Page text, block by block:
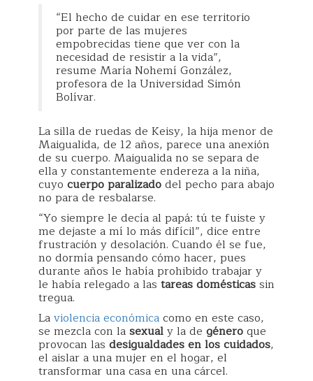
“El hecho de cuidar en ese territorio
por parte de las mujeres
empobrecidas tiene que ver con la
necesidad de resistir a la vida”,
resume María Nohemí González,
profesora de la Universidad Simón
Bolívar.
La silla de ruedas de Keisy, la hija menor de
Maigualida, de 12 años, parece una anexión
de su cuerpo. Maigualida no se separa de
ella y constantemente endereza a la niña,
cuyo cuerpo paralizadodel pecho para abajo
no para de resbalarse.
“Yo siempre le decía al papá: tú te fuiste y
me dejaste a mí lo más difícil”, dice entre
frustración y desolación. Cuando él se fue,
no dormía pensando cómo hacer, pues
durante años le había prohibido trabajar y
le había relegado a las tareas domésticassin
tregua.
Laviolencia económicacomo en este caso,
se mezcla con lasexualy la de géneroque
provocan las desigualdades en los cuidados,
el aislar a una mujer en el hogar, el
transformar una casa en una cárcel.